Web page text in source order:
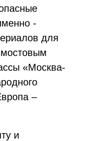
-
для
«Москва-
–
и